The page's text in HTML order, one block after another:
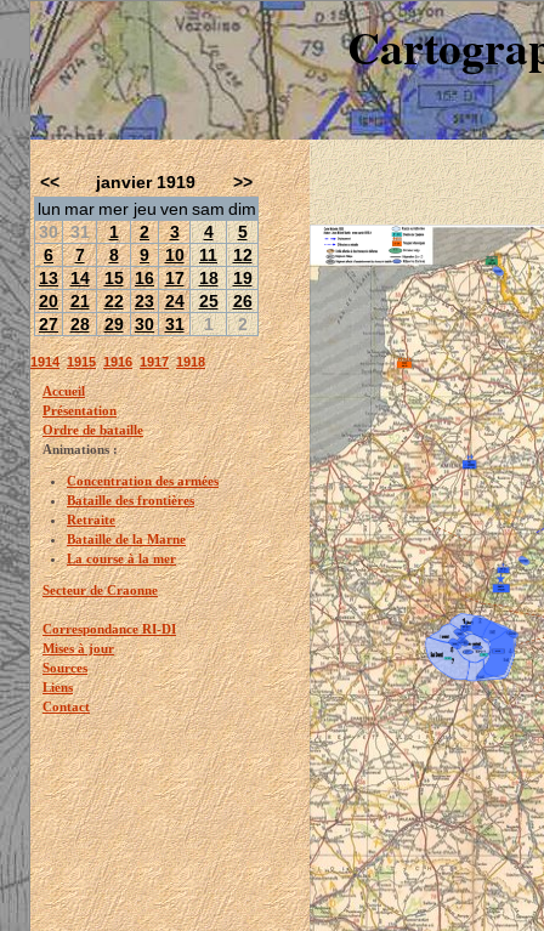
<< janvier 1919
>>
lun mar mer jeu ven sam dim
30 31 1 2 3 4
5
6
7 8 9 10 11
12
13 14 15 16 17 18
19
20 21 22 23 24 25
26
27 28 29 30 31 1 2
1914 1915 1916 1917 1918
Accueil
Présentation
Ordre de bataille
Animations :
Concentration des armées
Bataille des frontières
Retraite
Bataille de la Marne
La course à la mer
Secteur de Craonne
Correspondance RI-DI
Mises à jour
Sources
Liens
Contact